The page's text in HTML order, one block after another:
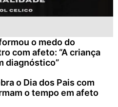
o medo do
com afeto: “A criança
diagnóstico”
o Dia dos Pais com
o tempo em afeto